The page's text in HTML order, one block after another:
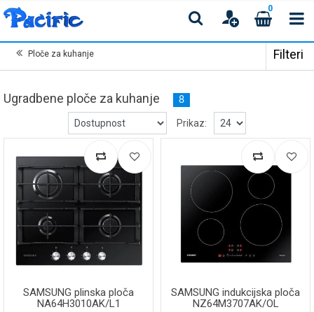
0
Ploče za kuhanje Filteri
Ugradbene ploče za kuhanje 8
Prikaz:
SAMSUNG plinska ploča
NA64H3010AK/L1
SAMSUNG indukcijska ploča
NZ64M3707AK/OL